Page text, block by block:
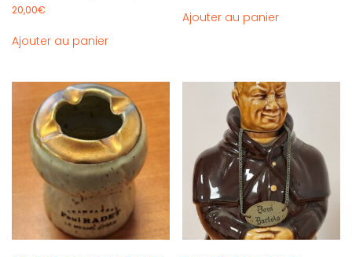
20,00€
Ajouter au panier
Ajouter au panier